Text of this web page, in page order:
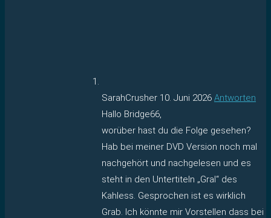
SarahCrusher 10. Juni 2026 Antworten
Hallo Bridge66,
worüber hast du die Folge gesehen?
Hab bei meiner DVD Version noch mal
nachgehört und nachgelesen und es
steht in den Untertiteln „Gral“ des
Kahless. Gesprochen ist es wirklich
Grab. Ich könnte mir Vorstellen dass bei